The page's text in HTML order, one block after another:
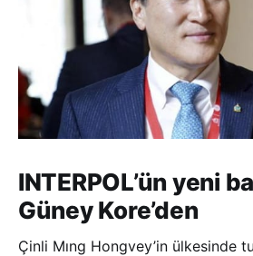
INTERPOL’ün yeni
Güney Kore’den
Çinli Mıng Hongvey’in ülkesinde